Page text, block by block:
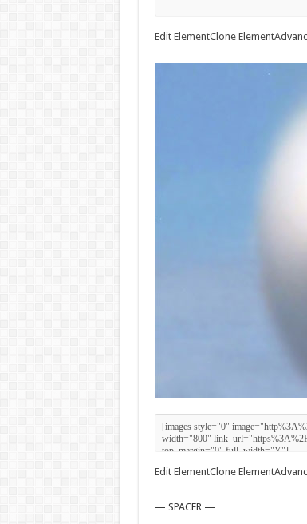
Edit ElementClone Element
Edit ElementClone Element
— SPACER —